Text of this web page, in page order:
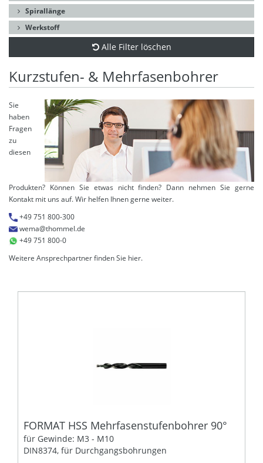
Spirallänge
Werkstoff
Alle Filter löschen
Kurzstufen- & Mehrfasenbohrer
Sie
haben
Fragen
zu
diesen
Produkten? Können Sie etwas nicht finden? Dann nehmen Sie gerne
Kontakt mit uns auf. Wir helfen Ihnen gerne weiter.
+49 751 800-300
wema@thommel.de
+49 751 800-0
Weitere Ansprechpartner finden Sie hier.
FORMAT HSS Mehrfasenstufenbohrer 90°
für Gewinde: M3 - M10
DIN8374, für Durchgangsbohrungen